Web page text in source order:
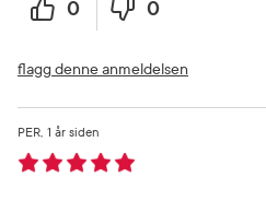
0 0
flagg denne anmeldelsen
1 år siden
PER